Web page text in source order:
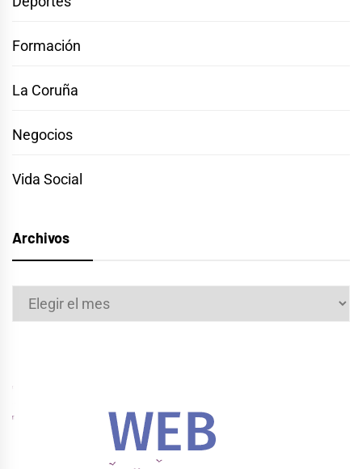
Formación
La Coruña
Negocios
Vida Social
Archivos
Archivos